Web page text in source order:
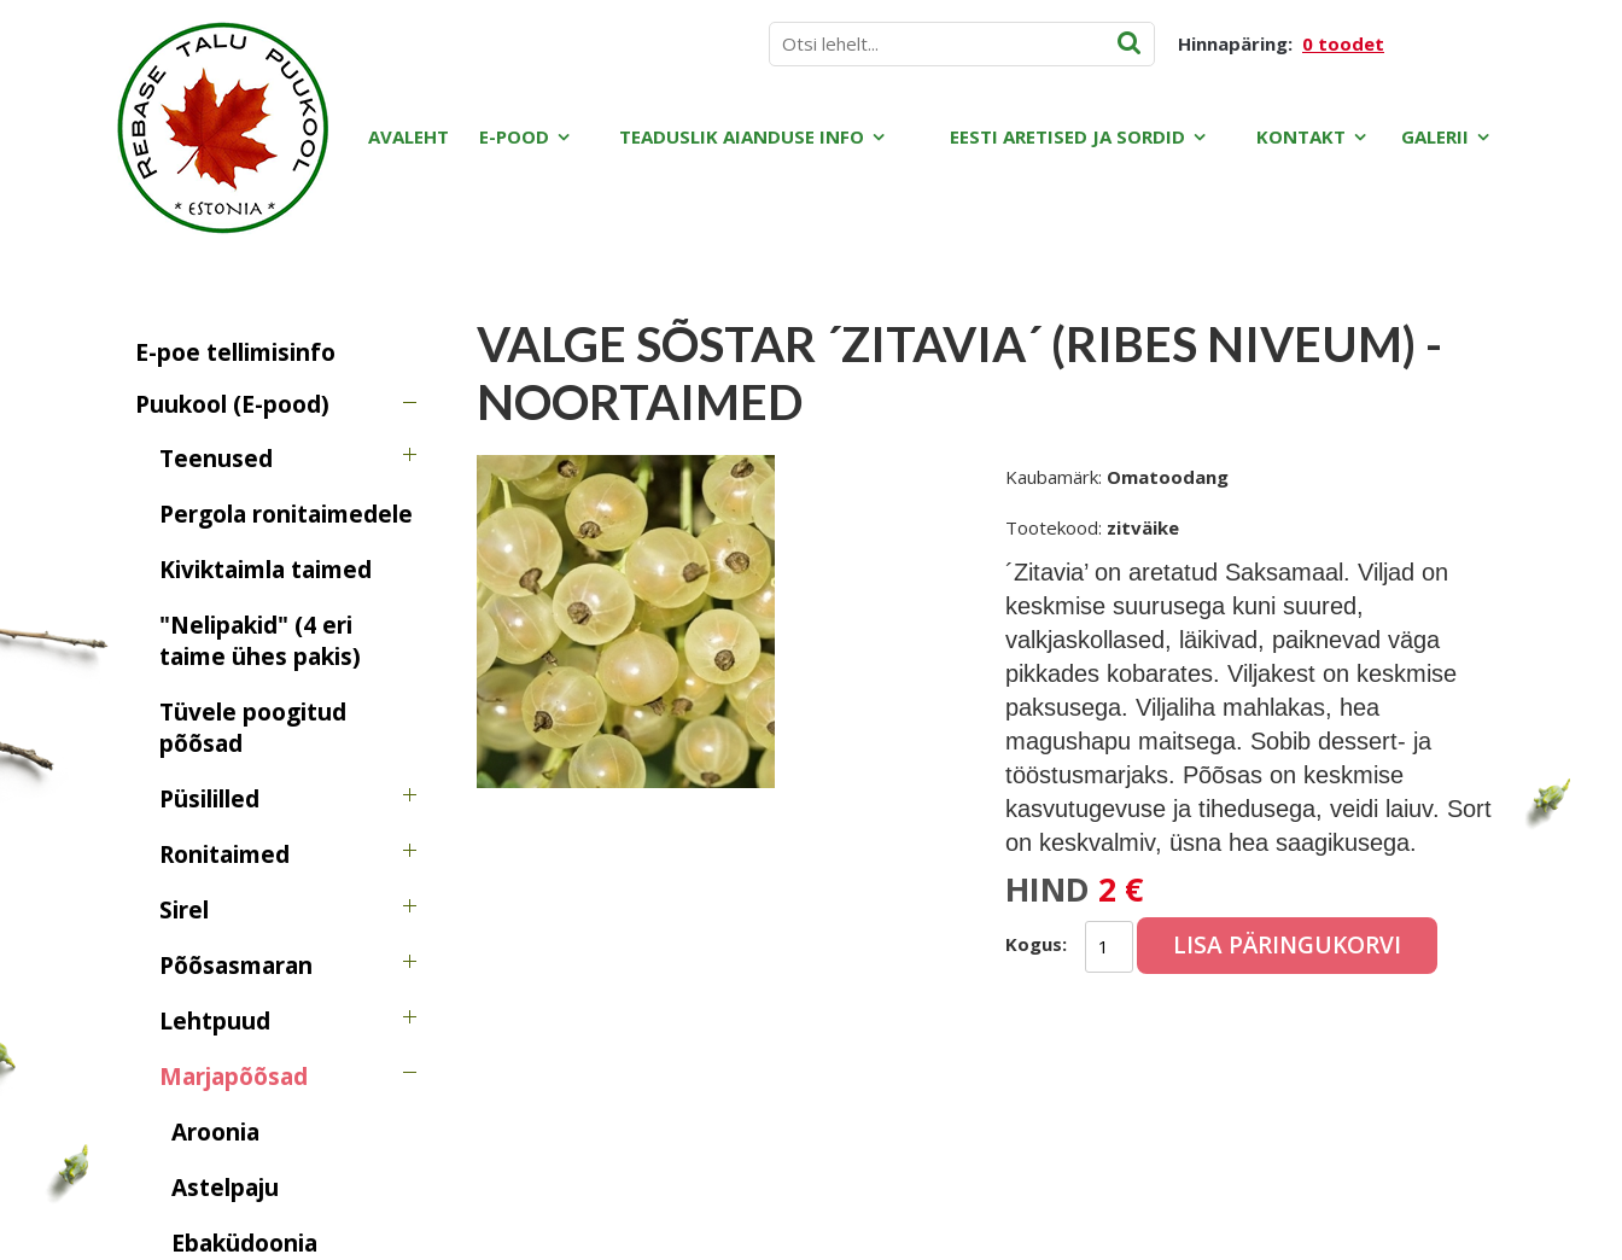
Hinnapäring: 0 toodet
AVALEHT E-POOD TEADUSLIK AIANDUSE INFO EESTI ARETISED JA SORDID KONTAKT GALERII
E-poe tellimisinfo
Puukool (E-pood)
Teenused
Pergola ronitaimedele
Kiviktaimla taimed
"Nelipakid" (4 eri
taime ühes pakis)
Tüvele poogitud
põõsad
Püsililled
Ronitaimed
Sirel
Põõsasmaran
Lehtpuud
Marjapõõsad
Aroonia
Astelpaju
Ebaküdoonia
VALGE SÕSTAR ´ZITAVIA´ (RIBES NIVEUM) -
NOORTAIMED
Kaubamärk: Omatoodang
Tootekood: zitväike
´Zitavia’ on aretatud Saksamaal. Viljad on
keskmise suurusega kuni suured,
valkjaskollased, läikivad, paiknevad väga
pikkades kobarates. Viljakest on keskmise
paksusega. Viljaliha mahlakas, hea
magushapu maitsega. Sobib dessert- ja
tööstusmarjaks. Põõsas on keskmise
kasvutugevuse ja tihedusega, veidi laiuv. Sort
on keskvalmiv, üsna hea saagikusega.
HIND 2 €
Kogus: LISA PÄRINGUKORVI